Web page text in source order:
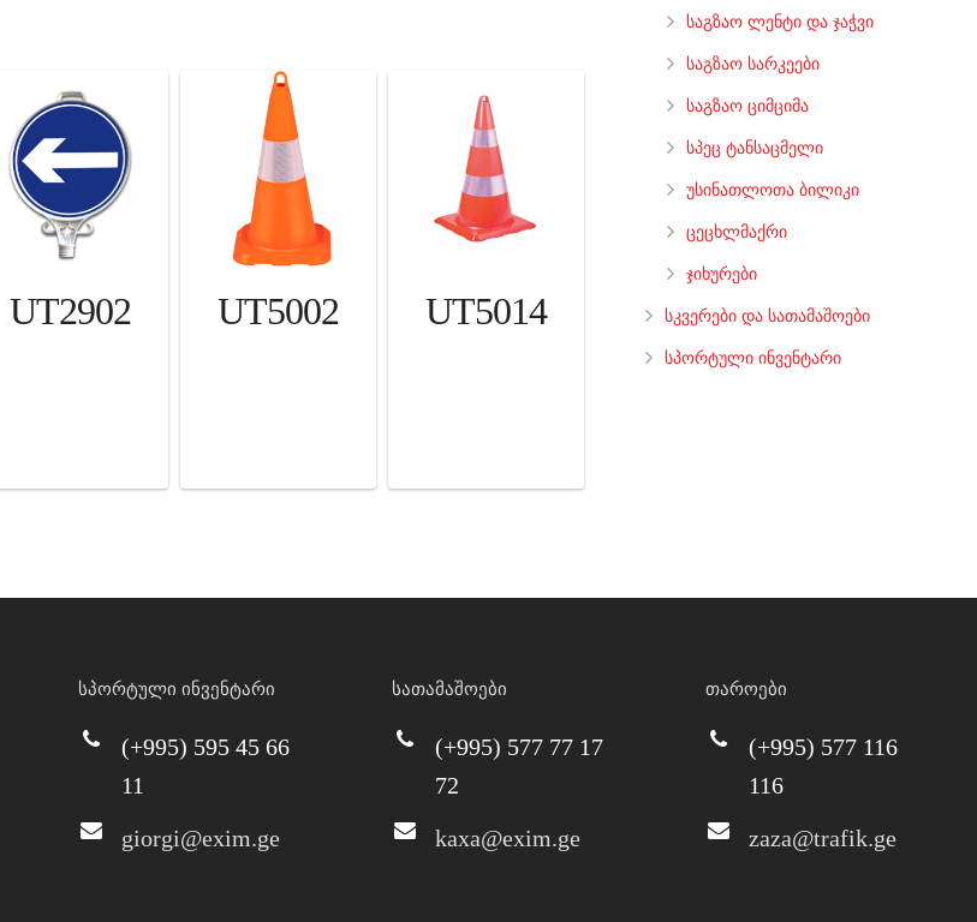
UT2902 UT5002 UT5014
საგზაო ლენტი და ჯაჭვი
საგზაო სარკეები
საგზაო ციმციმა
სპეც ტანსაცმელი
უსინათლოთა ბილიკი
ცეცხლმაქრი
ჯიხურები
სკვერები და სათამაშოები
სპორტული ინვენტარი
სპორტული ინვენტარი
(+995) 595 45 66
11
giorgi@exim.ge
სათამაშოები
(+995) 577 77 17
72
kaxa@exim.ge
თაროები
(+995) 577 116
116
zaza@trafik.ge